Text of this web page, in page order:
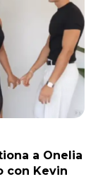
a Onelia
con Kevin